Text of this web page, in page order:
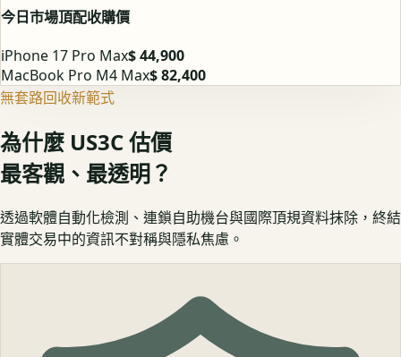
今日市場頂配收購價
iPhone 17 Pro Max$ 44,900
MacBook Pro M4 Max$ 82,400
無套路回收新範式
為什麼 US3C 估價
最客觀、最透明？
透過軟體自動化檢測、連鎖自助機台與國際頂規資料抹除，終結
實體交易中的資訊不對稱與隱私焦慮。